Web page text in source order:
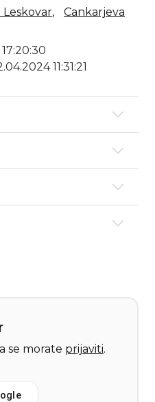
,Cankarjeva
11:31:21
se morate prijaviti.